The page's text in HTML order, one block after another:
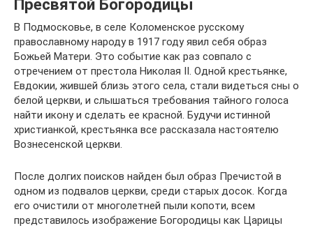
Пресвятой Богородицы
В Подмосковье, в селе Коломенское русскому
православному народу в 1917 году явил себя образ
Божьей Матери. Это событие как раз совпало с
отречением от престола Николая II. Одной крестьянке,
Евдокии, жившей близь этого села, стали видеться сны о
белой церкви, и слышаться требования тайного голоса
найти икону и сделать ее красной. Будучи истинной
христианкой, крестьянка все рассказала настоятелю
Вознесенской церкви.
После долгих поисков найден был образ Пречистой в
одном из подвалов церкви, среди старых досок. Когда
его очистили от многолетней пыли копоти, всем
представилось изображение Богородицы как Царицы